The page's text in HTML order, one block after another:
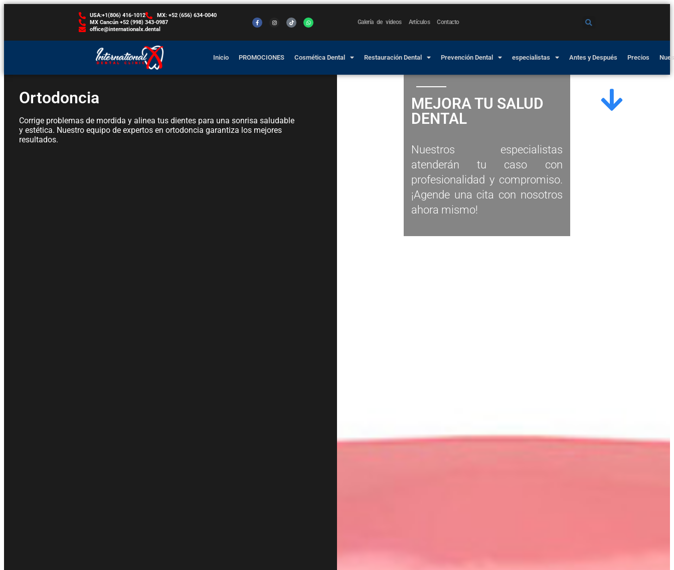
USA:+1(806) 416-1012
MX: +52 (656) 634-0040
MX Cancún +52 (998) 343-0987
office@internationalx.dental
Galería de videos Artículos Contacto
Inicio PROMOCIONES Cosmética Dental Restauración Dental Prevención Dental especialistas Antes y Después Precios
Ortodoncia
Corrige problemas de mordida y alinea tus dientes para una sonrisa saludable
y estética. Nuestro equipo de expertos en ortodoncia garantiza los mejores
resultados.
MEJORA TU SALUD
DENTAL
Nuestros especialistas
atenderán tu caso con
profesionalidad y compromiso.
¡Agende una cita con nosotros
ahora mismo!